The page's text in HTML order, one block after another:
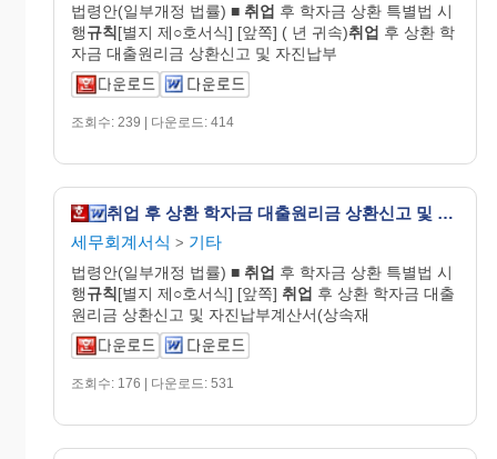
법령안(일부개정 법률) ■ 취업 후 학자금 상환 특별법 시
행규칙[별지 제○호서식] [앞쪽] ( 년 귀속)취업 후 상환 학
자금 대출원리금 상환신고 및 자진납부
조회수: 239 | 다운로드: 414
취업 후 상환 학자금 대출원리금 상환신고 및 자진납부계산서(상속재산ㆍ증여재산) [취업 후 학자금 상환 특별법 시행규칙 서식21]
세무회계서식 > 기타
법령안(일부개정 법률) ■ 취업 후 학자금 상환 특별법 시
행규칙[별지 제○호서식] [앞쪽] 취업 후 상환 학자금 대출
원리금 상환신고 및 자진납부계산서(상속재
조회수: 176 | 다운로드: 531